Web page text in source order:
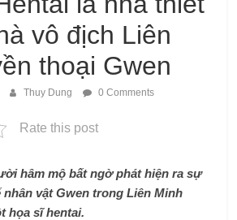
vô địch Liên
thoại Gwen
Thuy Dung 0 Comments
Rate this post
hâm mộ bất ngờ phát hiện ra sự
vật Gwen trong Liên Minh
họa sĩ hentai.